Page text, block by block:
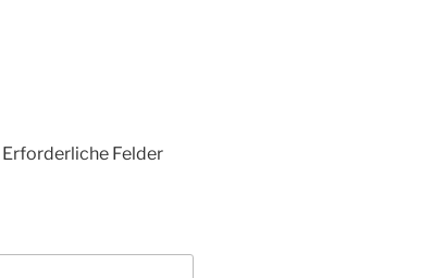
Erforderliche Felder